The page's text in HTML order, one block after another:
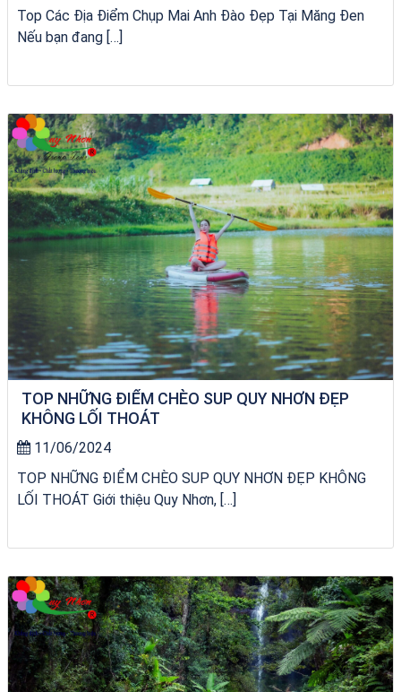
Top Các Địa Điểm Chụp Mai Anh Đào Đẹp Tại Măng Đen
Nếu bạn đang […]
chèo SUP tại Quy Nhơn
TOP NHỮNG ĐIỂM CHÈO SUP QUY NHƠN ĐẸP
KHÔNG LỐI THOÁT
11/06/2024
TOP NHỮNG ĐIỂM CHÈO SUP QUY NHƠN ĐẸP KHÔNG
LỐI THOÁT Giới thiệu Quy Nhơn, […]
chèo SUP tại Quy Nhơn